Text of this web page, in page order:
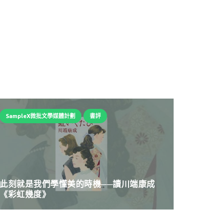
SampleX微批文學媒體計劃 書評
此刻就是我們學懂美的時機──讀川端康成
《彩虹幾度》